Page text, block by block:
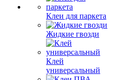
Клеи для паркета
Жидкие гвозди
Клей
универсальный